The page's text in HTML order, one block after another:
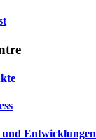
und Entwicklungen